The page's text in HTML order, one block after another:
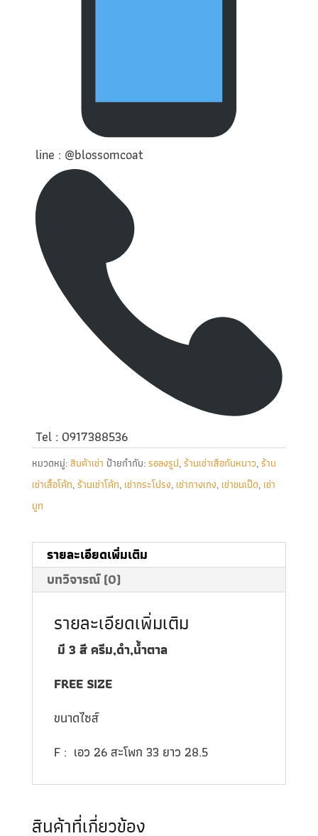
line : @blossomcoat
Tel : 0917388536
หมวดหมู่:สินค้าเช่า ป้ายกำกับ:รอลงรูป,ร้านเช่าเสือกันหนาว,ร้าน
เช่าเสื้อโค้ท,ร้านเช่าโค้ท, เช่ากระโปรง, เช่ากางเกง, เช่าขนเป็ด, เช่า
บูท
รายละเอียดเพิ่มเติม
บทวิจารณ์ (0)
รายละเอียดเพิ่มเติม
มี 3 สี ครีม,ดำ,น้ำตาล
FREE SIZE
ขนาดไซส์
F : เอว 26 สะโพก 33 ยาว 28.5
สินค้าที่เกี่ยวข้อง